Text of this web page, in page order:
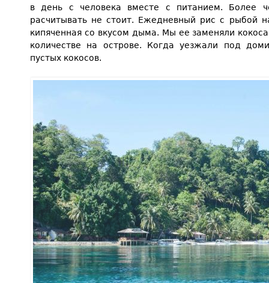
в день с человека вместе с питанием. Более
расчитывать не стоит. Ежедневный рис с рыбой
кипяченная со вкусом дыма. Мы ее заменяли
количестве на острове. Когда уезжали под
пустых кокосов.